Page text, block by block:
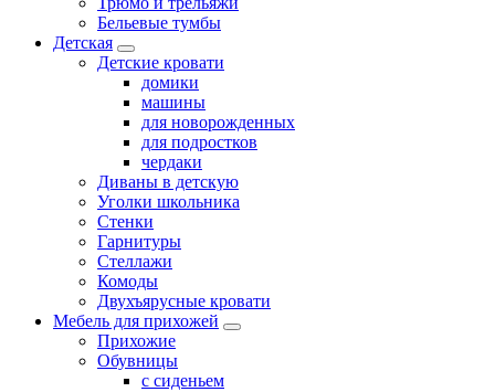
Бельевые тумбы
Детская
Детские кровати
домики
машины
для новорожденных
для подростков
чердаки
Диваны в детскую
Уголки школьника
Стенки
Гарнитуры
Стеллажи
Комоды
Двухъярусные кровати
Мебель для прихожей
Прихожие
Обувницы
с сиденьем